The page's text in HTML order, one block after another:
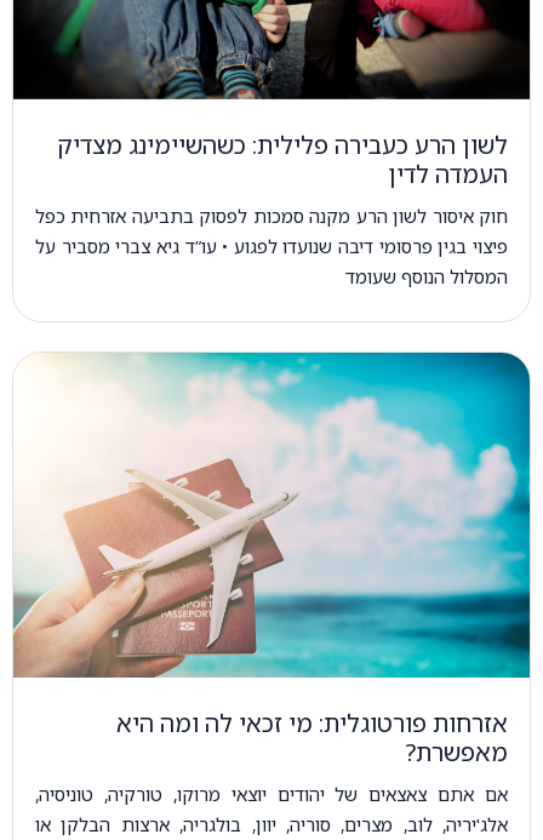
לשון הרע כעבירה פלילית: כשהשיימינג מצדיק
העמדה לדין
חוק איסור לשון הרע מקנה סמכות לפסוק בתביעה אזרחית כפל
פיצוי בגין פרסומי דיבה שנועדו לפגוע • עו”ד גיא צברי מסביר על
המסלול הנוסף שעומד
אזרחות פורטוגלית: מי זכאי לה ומה היא
מאפשרת?
אם אתם צאצאים של יהודים יוצאי מרוקו, טורקיה, טוניסיה,
אלג'יריה, לוב, מצרים, סוריה, יוון, בולגריה, ארצות הבלקן או